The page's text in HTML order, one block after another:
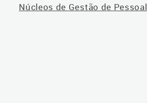
Núcleos de Gestão de Pessoal